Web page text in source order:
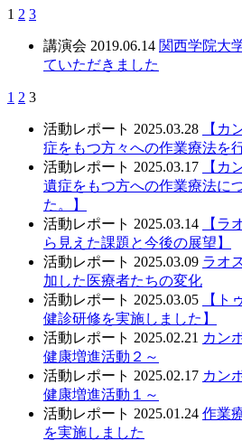
1 2 3
講演会 2019.06.14 関西学院大
ていただきました
1 2 3
活動レポート 2025.03.28
【カ
症をもつ方々への作業療法を
活動レポート 2025.03.17
【カ
遺症をもつ方への作業療法に
た。】
活動レポート 2025.03.14
【ラ
ら見えた課題と今後の展望】
活動レポート 2025.03.09 ラオ
加した医療者たちの変化
活動レポート 2025.03.05
【ト
健診研修を実施しました】
活動レポート 2025.02.21 カン
健康増進活動２～
活動レポート 2025.02.17 カン
健康増進活動１～
活動レポート 2025.01.24 作業
を実施しました